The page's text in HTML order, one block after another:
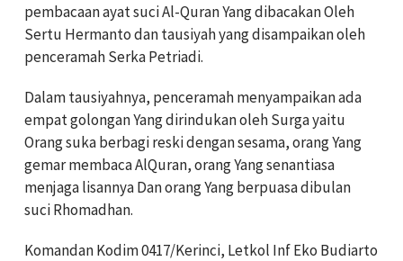
pembacaan ayat suci Al-Quran Yang dibacakan Oleh
Sertu Hermanto dan tausiyah yang disampaikan oleh
penceramah Serka Petriadi.
Dalam tausiyahnya, penceramah menyampaikan ada
empat golongan Yang dirindukan oleh Surga yaitu
Orang suka berbagi reski dengan sesama, orang Yang
gemar membaca AlQuran, orang Yang senantiasa
menjaga lisannya Dan orang Yang berpuasa dibulan
suci Rhomadhan.
Komandan Kodim 0417/Kerinci, Letkol Inf Eko Budiarto